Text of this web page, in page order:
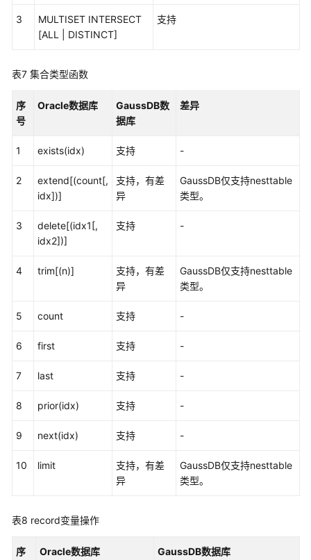
常
的
DDL
查
子
容
3
MULTISET INTERSECT
[ALL | DISTINCT]
支持
表7 集合类型函数
序
号
Oracle数据库
GaussDB数
据库
差异
1 exists(idx) 支持 -
2
extend[(count[,
idx])]
支持，有差
异
GaussDB仅支持nesttable
类型。
3
delete[(idx1[,
idx2])]
支持 -
4 trim[(n)]
支持，有差
异
GaussDB仅支持nesttable
类型。
5 count 支持 -
6 first 支持 -
7 last 支持 -
8 prior(idx) 支持 -
9 next(idx) 支持 -
10 limit
支持，有差
异
GaussDB仅支持nesttable
类型。
表8 record变量操作
序
Oracle数据库 GaussDB数据库